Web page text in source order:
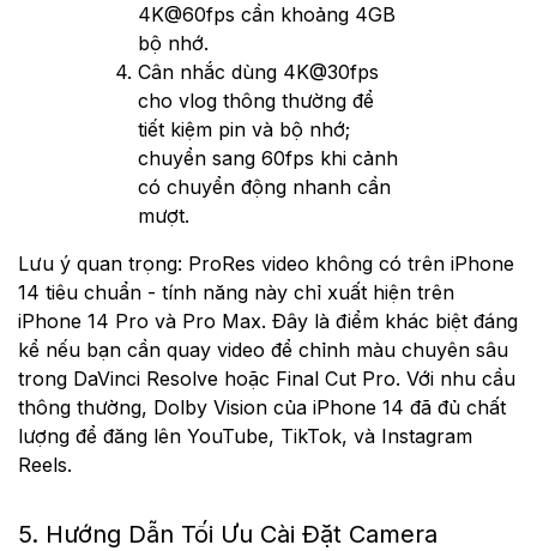
4K@60fps cần khoảng 4GB
bộ nhớ.
Cân nhắc dùng 4K@30fps
cho vlog thông thường để
tiết kiệm pin và bộ nhớ;
chuyển sang 60fps khi cảnh
có chuyển động nhanh cần
mượt.
Lưu ý quan trọng: ProRes video không có trên iPhone
14 tiêu chuẩn - tính năng này chỉ xuất hiện trên
iPhone 14 Pro và Pro Max. Đây là điểm khác biệt đáng
kể nếu bạn cần quay video để chỉnh màu chuyên sâu
trong DaVinci Resolve hoặc Final Cut Pro. Với nhu cầu
thông thường, Dolby Vision của iPhone 14 đã đủ chất
lượng để đăng lên YouTube, TikTok, và Instagram
Reels.
5. Hướng Dẫn Tối Ưu Cài Đặt Camera